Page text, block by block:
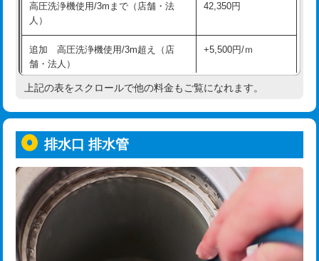
め込み）)
給水管工事※（土の掘削・埋め戻し作
業)
11,000円
給水管工事※（塩ビ管（VP・HI）使
用/3ｍまで)
用（追加）/3ｍ超え)
給水管工事※（ライニング鋼管・銅
管・ポリ管・HT管使用/3ｍまで)
44,000円
給水管工事※（ライニング鋼管・銅
管・ポリ管・HT管使用/3ｍ超え)
+8,800円
排水管工事（土の掘削・埋め戻し作
11,000円~
高圧洗浄機使用/3mまで（店舗・法
人）
42,350円
追加 高圧洗浄機使用/3m超え（店
舗・法人）
+5,500円/ｍ
高度高圧洗浄換 現地調査
トーラー機使用/3mまで
追加トーラー機使用/3m超え +3,300円
カメラ調査 33,000円
桝清掃 8,800円
上記の表をスクロールで他の料金もご覧になれます。
排水口 排水管